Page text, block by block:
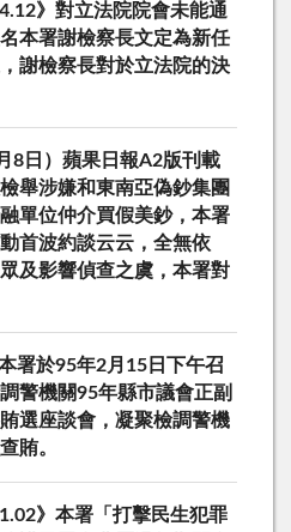
》對立法院院會未能通
本署謝檢察長文定為新任
謝檢察長對於立法院的決
8日）蘋果日報A2版刊載
舉涉嫌和東南亞偽鈔集團
單位仲介買假美鈔，本署
首波約談云云，全無依
及影響偵查之虞，本署對
署於95年2月15日下午召
警機關95年縣市議會正副
選座談會，凝聚檢調警機
賄。
》本署「打擊民生犯罪